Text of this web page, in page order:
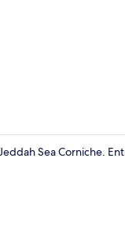
Sea Corniche.